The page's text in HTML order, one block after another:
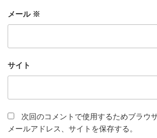
メール ※
サイト
次回のコメントで使用するためブラウ
メールアドレス、サイトを保存する。